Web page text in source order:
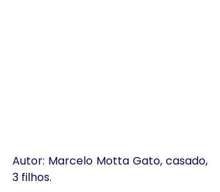
Autor: Marcelo Motta Gato, casado,
3 filhos.